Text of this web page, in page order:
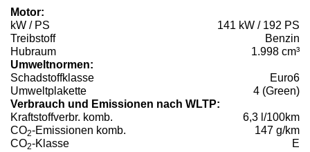
Motor:
kW / PS
141 kW / 192 PS
Treibstoff
Benzin
Hubraum
1.998 cm³
Umweltnormen:
Schadstoffklasse
Euro6
Umweltplakette
4 (Green)
Verbrauch und Emissionen nach WLTP:
Kraftstoffverbr. komb.
6,3 l/100km
CO2-Emissionen komb.
147 g/km
CO2-Klasse E